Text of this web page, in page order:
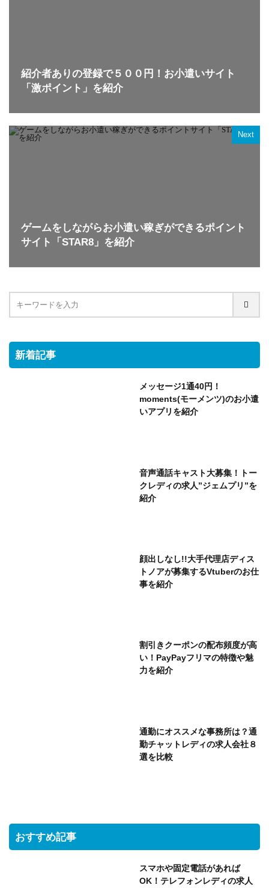
紹介者ありの登録で５００円！お小遣いサイト
「激ポイント」を紹介
Next
ゲームをしながらお小遣い稼ぎができるポイント
サイト「STAR8」を紹介
新着記事
メッセージ1通40円！
moments(モーメンツ)のお小遣
いアプリを紹介
音声通話キャスト大募集！トー
クレディの求人”ジェムプリ”を
紹介
顔出しなし!!大手代理店ディス
トノアが募集するVtuberのお仕
事を紹介
割引きクーポンの配布頻度が高
い！PayPayフリマの特徴や魅
力を紹介
通勤にオススメな事務所は？通
勤チャットレディの求人会社８
選を比較
おすすめ記事
スマホや固定電話があれば
OK！テレフォンレディの求人